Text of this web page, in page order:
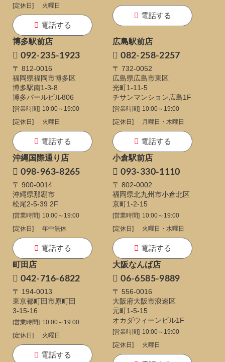
[定休日]
火曜日
電話する
電話する
博多駅前店
092-235-1923
〒 812-0016
福岡県福岡市博多区
博多駅南1-3-8
博多パールビル806
[営業時間] 10:00～19:00
[定休日]
火曜日
電話する
広島駅前店
082-258-2257
〒 732-0052
広島県広島市東区
光町1-11-5
チサンマンション広島1F
[営業時間] 10:00～19:00
[定休日]
月曜日・木曜日
電話する
沖縄国際通り店
098-963-8265
〒 900-0014
沖縄県那覇市
松尾2-5-39 2F
[営業時間] 10:00～19:00
[定休日]
年中無休
電話する
小倉駅前店
093-330-1110
〒 802-0002
福岡県北九州市小倉北区
京町1-2-15
[営業時間] 10:00～19:00
[定休日]
火曜日・水曜日
電話する
町田店
042-716-6822
〒 194-0013
東京都町田市原町田
3-15-16
[営業時間] 10:00～19:00
[定休日]
火曜日
電話する
大阪なんば店
06-6585-9889
〒 556-0016
大阪府大阪市浪速区
元町1-5-15
オカダウィーンビル1F
[営業時間] 10:00～19:00
[定休日]
火曜日